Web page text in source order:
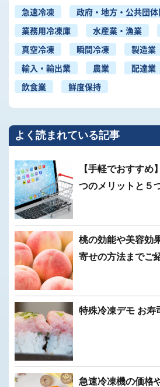
急速冷凍
政府・地方・公共団
業務用冷凍庫
水産業・漁業
真空冷凍
瞬間冷凍 製造業
輸入・輸出業
農業 配達業
飲食業
鮮度保持
よく読まれている記事
【手軽でおすすめ
つのメリットと５
桃の効能や美容効
寄せの方法までご
特殊冷凍デモ お寿
急速冷凍機の価格